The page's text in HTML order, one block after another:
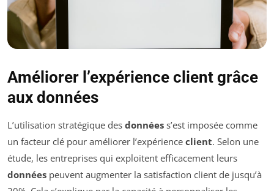
Améliorer l’expérience client grâce
aux données
L’utilisation stratégique des données s’est imposée comme
un facteur clé pour améliorer l’expérience client. Selon une
étude, les entreprises qui exploitent efficacement leurs
données peuvent augmenter la satisfaction client de jusqu’à